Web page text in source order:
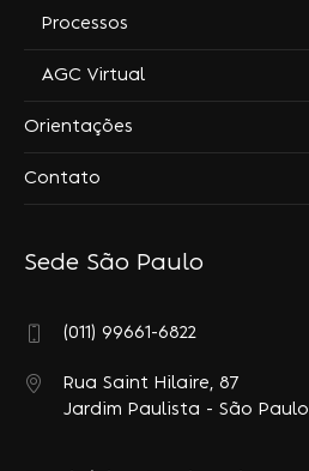
Processos
AGC Virtual
Orientações
Contato
Sede São Paulo
(011) 99661-6822
Rua Saint Hilaire, 87
Jardim Paulista - São Paulo